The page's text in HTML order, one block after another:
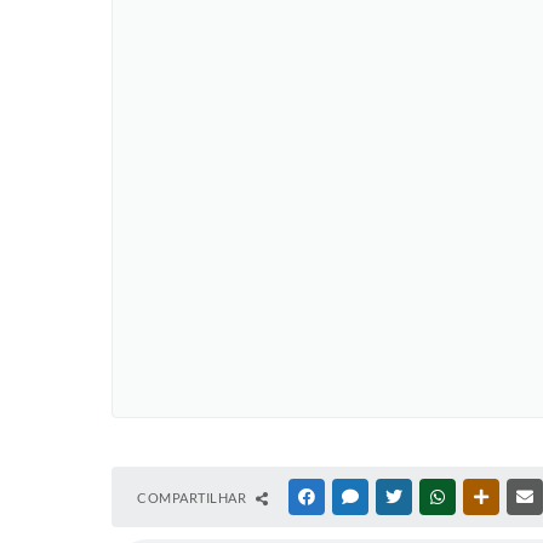
COMPARTILHAR FACEBOOKMESSENGER
TWITTERWHATSAPP